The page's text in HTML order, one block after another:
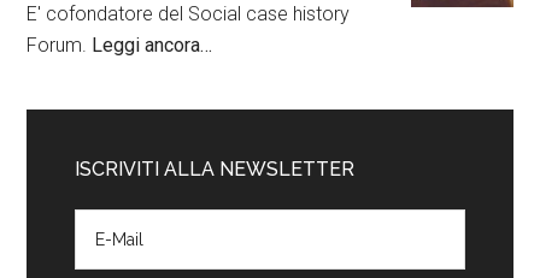
E' cofondatore del Social case history
Forum. Leggi ancora…
ISCRIVITI ALLA NEWSLETTER